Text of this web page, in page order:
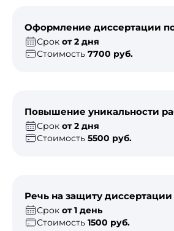
Оформление диссертации
Срок от 2 дня
Стоимость 7700 руб.
Повышение уникальности
Срок от 2 дня
Стоимость 5500 руб.
Речь на защиту диссертации
Срок от 1 день
Стоимость 1500 руб.